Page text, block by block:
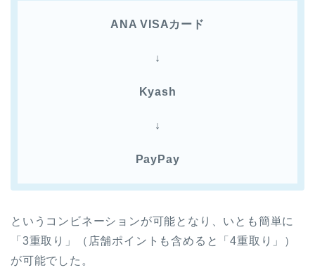
ANA VISAカード
↓
Kyash
↓
PayPay
というコンビネーションが可能となり、いとも簡単に
「3重取り」（店舗ポイントも含めると「4重取り」）
が可能でした。